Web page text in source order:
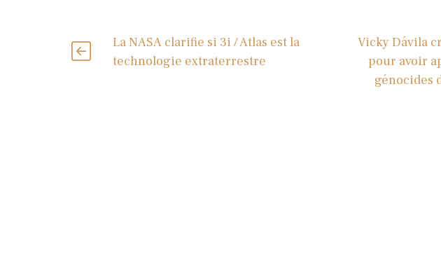
La NASA clarifie si 3i / Atlas est la
technologie extraterrestre
Vicky Dávila
pour avoir
génocides